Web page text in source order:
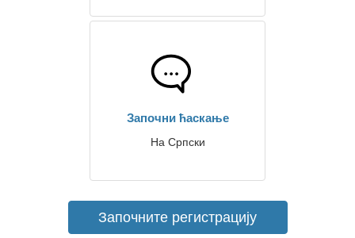
Започни ћаскање
На Српски
Започните регистрацију